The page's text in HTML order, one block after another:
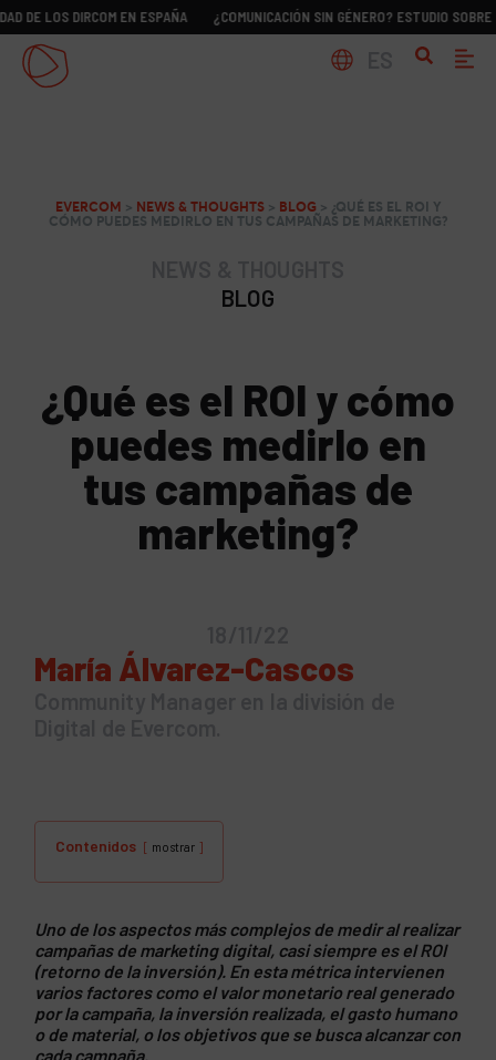
DIRCOM EN ESPAÑA ¿COMUNICACIÓN SIN GÉNERO? ESTUDIO SOBRE LA
EVERCOM > NEWS & THOUGHTS> BLOG > ¿QUÉ ES EL ROI Y
CÓMO PUEDES MEDIRLO EN TUS CAMPAÑAS DE MARKETING?
BLOG
¿Qué es el ROI y cómo
puedes medirlo en
tus campañas de
marketing?
María Álvarez-Cascos
Contenidos mostrar
Uno de los aspectos más complejos de medir al realizar
campañas de marketing digital, casi siempre es el ROI
(retorno de la inversión). En esta métrica intervienen
varios factores como el valor monetario real generado
por la campaña, la inversión realizada, el gasto humano
o de material, o los objetivos que se busca alcanzar con
cada campaña.